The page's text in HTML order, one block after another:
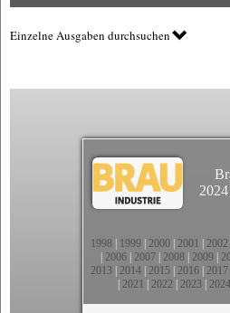
Einzelne Ausgaben durchsuchen
2024
1998 1999 2000 2001 2002
2006 2007 2008 2009
2013 2014 2015 2016 2017
2021 2022 2023| 2024